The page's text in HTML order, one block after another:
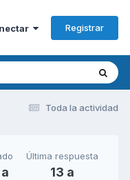
Registrar
Toda la actividad
Última respuesta
13 a